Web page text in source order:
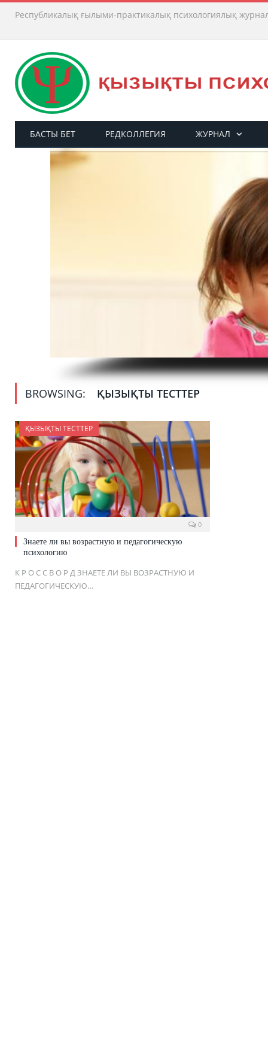
Республикалық ғылыми-практикалық психологиялық
БАСТЫ БЕТ РЕДКОЛЛЕГИЯ ЖУРНАЛ
BROWSING: ҚЫЗЫҚТЫ ТЕСТТЕР
ҚЫЗЫҚТЫ ТЕСТТЕР
0
Знаете ли вы возрастную и педагогическую
психологию
К Р О С С В О Р Д ЗНАЕТЕ ЛИ ВЫ ВОЗРАСТНУЮ И
ПЕДАГОГИЧЕСКУЮ…